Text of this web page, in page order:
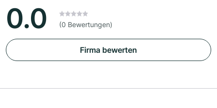
0.0 (0 Bewertungen)
Firma bewerten